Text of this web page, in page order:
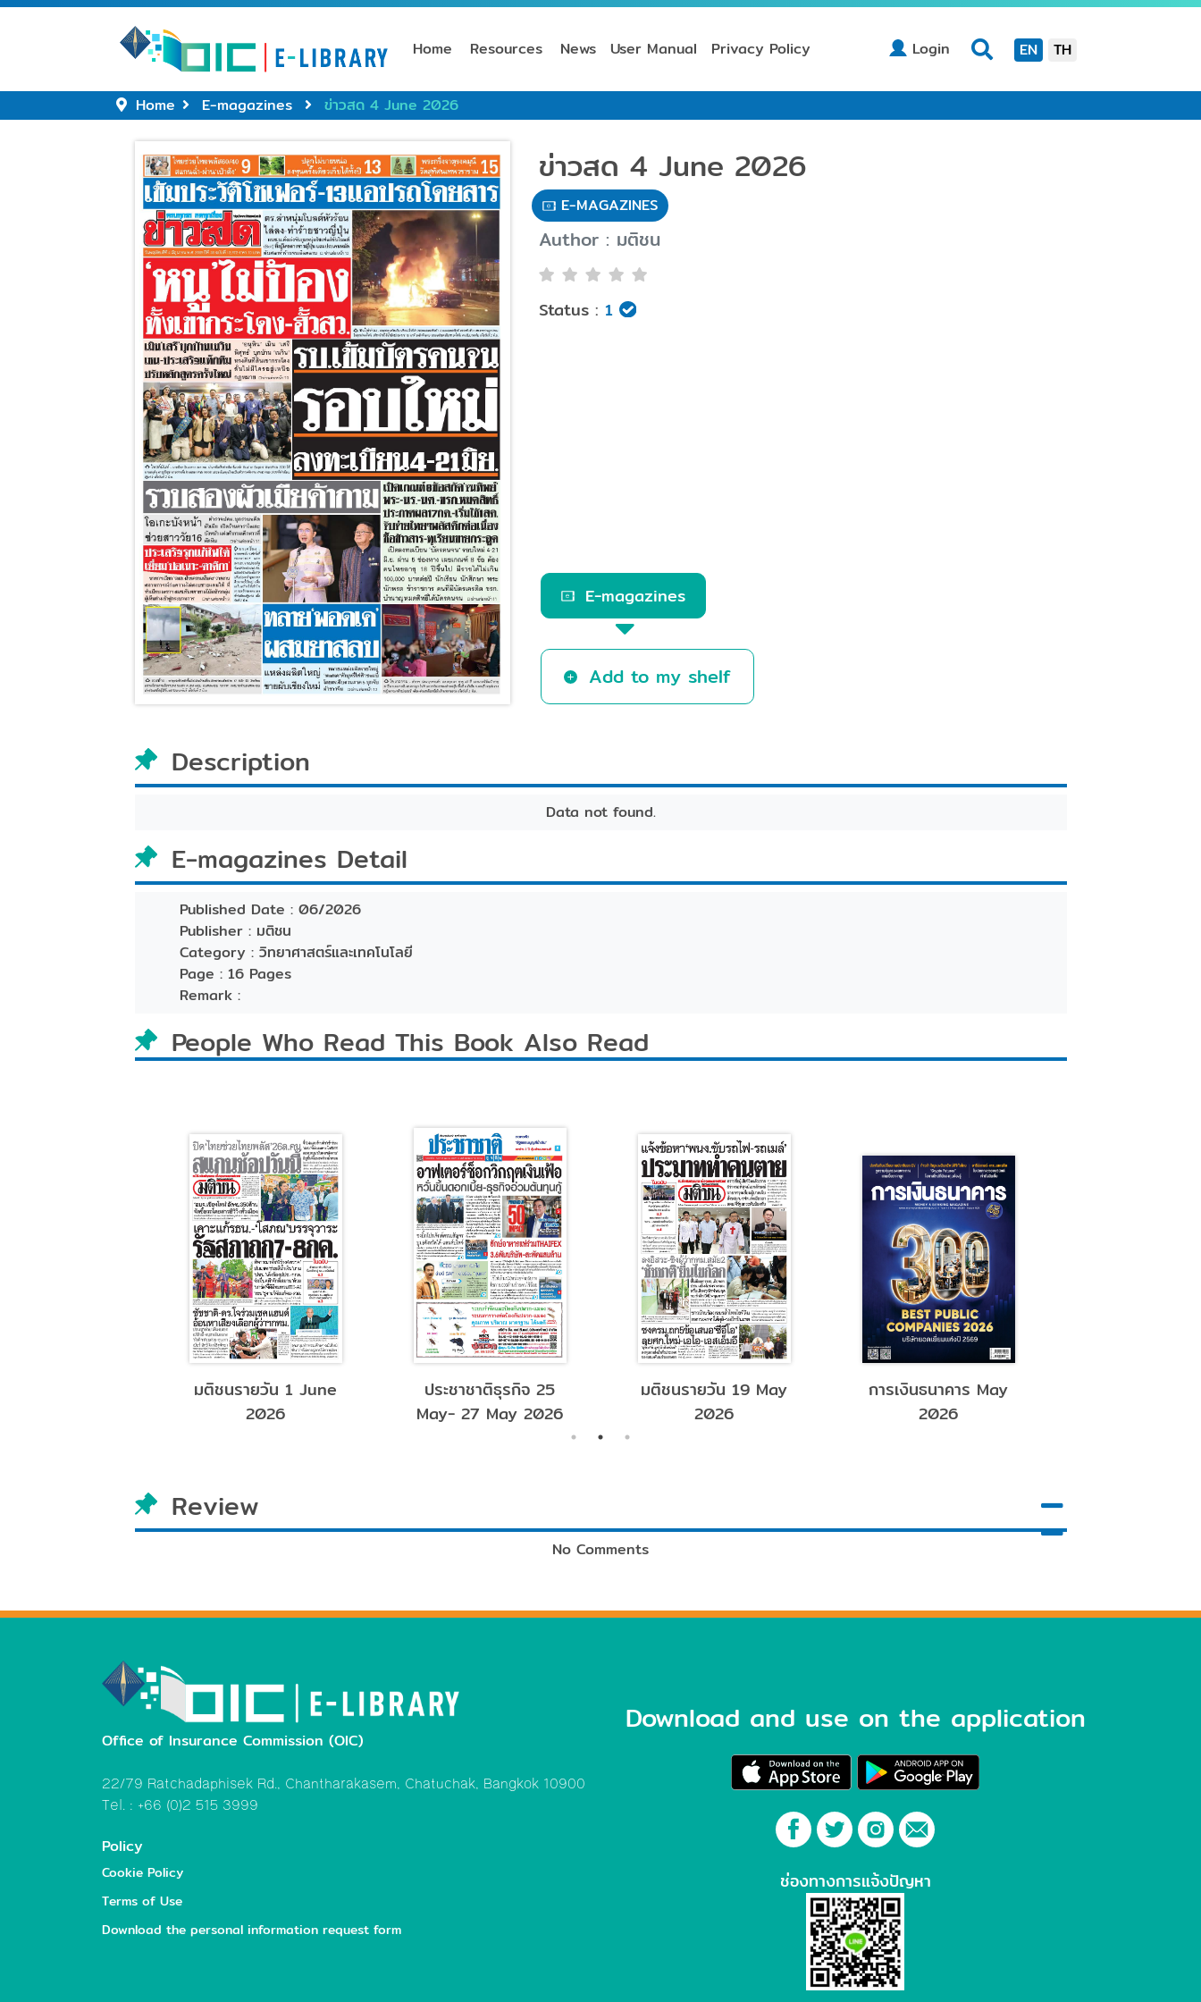
Home Resources News User Manual Privacy Policy Login (current) EN TH
Home E-magazines ข่าวสด 4 June 2026
ข่าวสด 4 June 2026
E-MAGAZINES
Author : มติชน
Status : 1
E-magazines
Add to my shelf
Description
Data not found.
E-magazines Detail
Published Date :06/2026
Publisher :มติชน
Category :วิทยาศาสตร์และเทคโนโลยี
Page :16 Pages
Remark :
People Who Read This Book Also Read
มติชนรายวัน 1 June
2026
ประชาชาติธุรกิจ 25
May- 27 May 2026
มติชนรายวัน 19 May
2026
การเงินธนาคาร May
2026
Review
No Comments
Office of Insurance Commission (OIC)
22/79 Ratchadaphisek Rd., Chantharakasem, Chatuchak, Bangkok 10900
Tel. : +66 (0)2 515 3999
Policy
Cookie Policy
Terms of Use
Download the personal information request form
Download and use on the application
ช่องทางการแจ้งปัญหา